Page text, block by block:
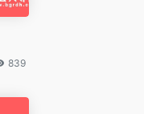
839